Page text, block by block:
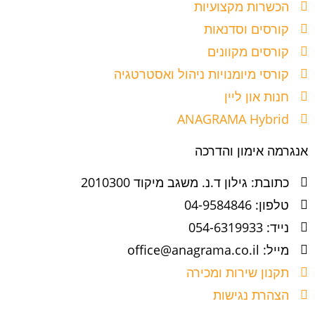
הכשרות מקצועיות
קורסים וסדנאות
קורסים מקוונים
קורסי מיומנויות ניהול ואסטרטגיה
חנות און ליין
ANAGRAMA Hybrid
אנגרמה אימון והדרכה
כתובת: גילון ד.נ. משגב מיקוד 2010300
טלפון: 04-9584846
נייד: 054-6319933
מייל: office@anagrama.co.il
תקנון שירות ומכירה
הצהרת נגישות